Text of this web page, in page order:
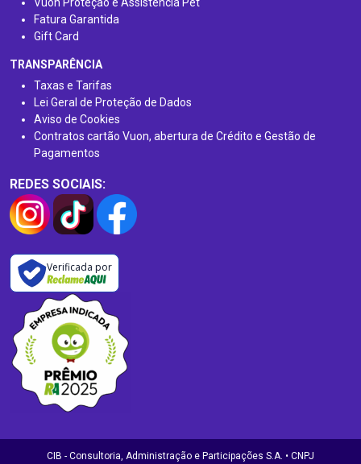
Vuon Proteção e Assistência Pet
Fatura Garantida
Gift Card
TRANSPARÊNCIA
Taxas e Tarifas
Lei Geral de Proteção de Dados
Aviso de Cookies
Contratos cartão Vuon, abertura de Crédito e Gestão de
Pagamentos
REDES SOCIAIS:
Verificada por
CIB - Consultoria, Administração e Participações S.A. • CNPJ